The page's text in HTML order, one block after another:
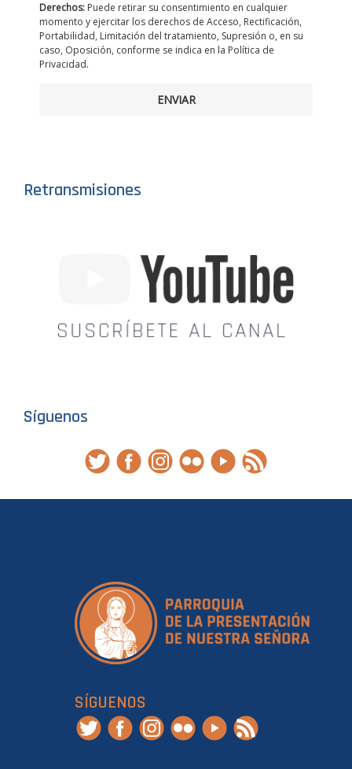
Derechos: Puede retirar su consentimiento en cualquier
momento y ejercitar los derechos de Acceso, Rectificación,
Portabilidad, Limitación del tratamiento, Supresión o, en su
caso, Oposición, conforme se indica en la Política de
Privacidad.
ENVIAR
Retransmisiones
Síguenos
SÍGUENOS